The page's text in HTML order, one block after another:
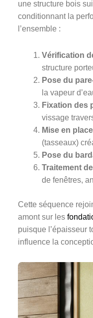
une structure bois
conditionnant la
l’ensemble :
Vérification
structure
Pose du
la vapeur
Fixation des
vissage
Mise en
(tasseaux)
Pose du
Traitement
de fenêtres,
Cette séquence
amont sur les
puisque l’épaisseur
influence la